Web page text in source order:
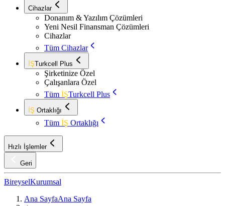
Cihazlar
Donanım & Yazılım Çözümleri
Yeni Nesil Finansman Çözümleri
Cihazlar
Tüm Cihazlar
İŞTurkcell Plus
Şirketinize Özel
Çalışanlara Özel
Tüm İŞTurkcell Plus
İŞ Ortaklığı
Tüm İŞ Ortaklığı
Hızlı İşlemler
Geri
BireyselKurumsal
Ana SayfaAna Sayfa